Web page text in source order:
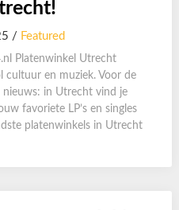
/ Featured
Platenwinkel Utrecht
cultuur en muziek. Voor de
nieuws: in Utrecht vind je
favoriete LP’s en singles
platenwinkels in Utrecht